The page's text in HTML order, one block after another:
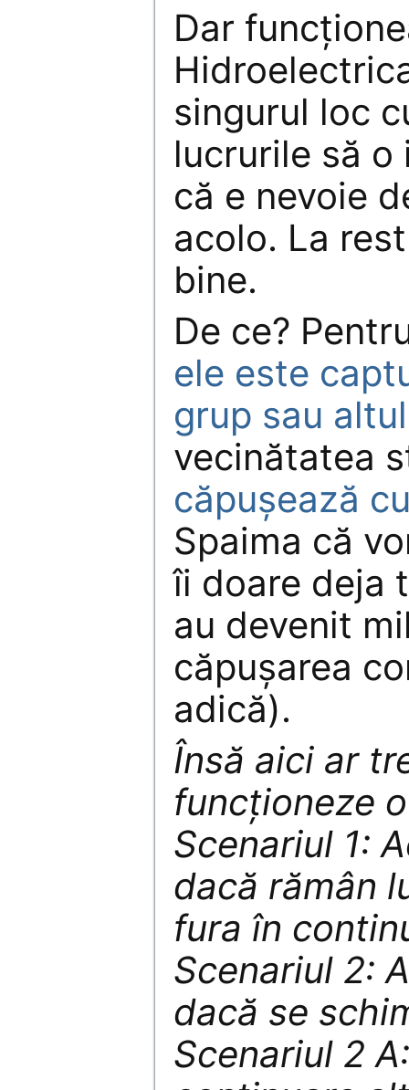
Dar
singurul loc
lucrurile să o
că e nevoie
acolo. La
bine.
De ce?
ele este
grup sau
vecinătatea
căpușează
Spaima că
îi doare deja
au devenit
căpușarea
adică).
Însă aici ar
funcționeze
Scenariul 1:
dacă rămân
fura în
Scenariul 2:
dacă se
Scenariul 2